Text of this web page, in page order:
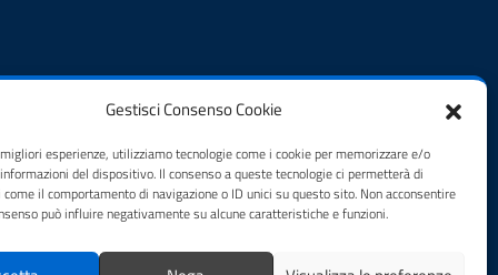
Gestisci Consenso Cookie
esperienze, utilizziamo tecnologie come i cookie per memorizzare e/o
del dispositivo. Il consenso a queste tecnologie ci permetterà di
il comportamento di navigazione o ID unici su questo sito. Non acconsentire
può influire negativamente su alcune caratteristiche e funzioni.